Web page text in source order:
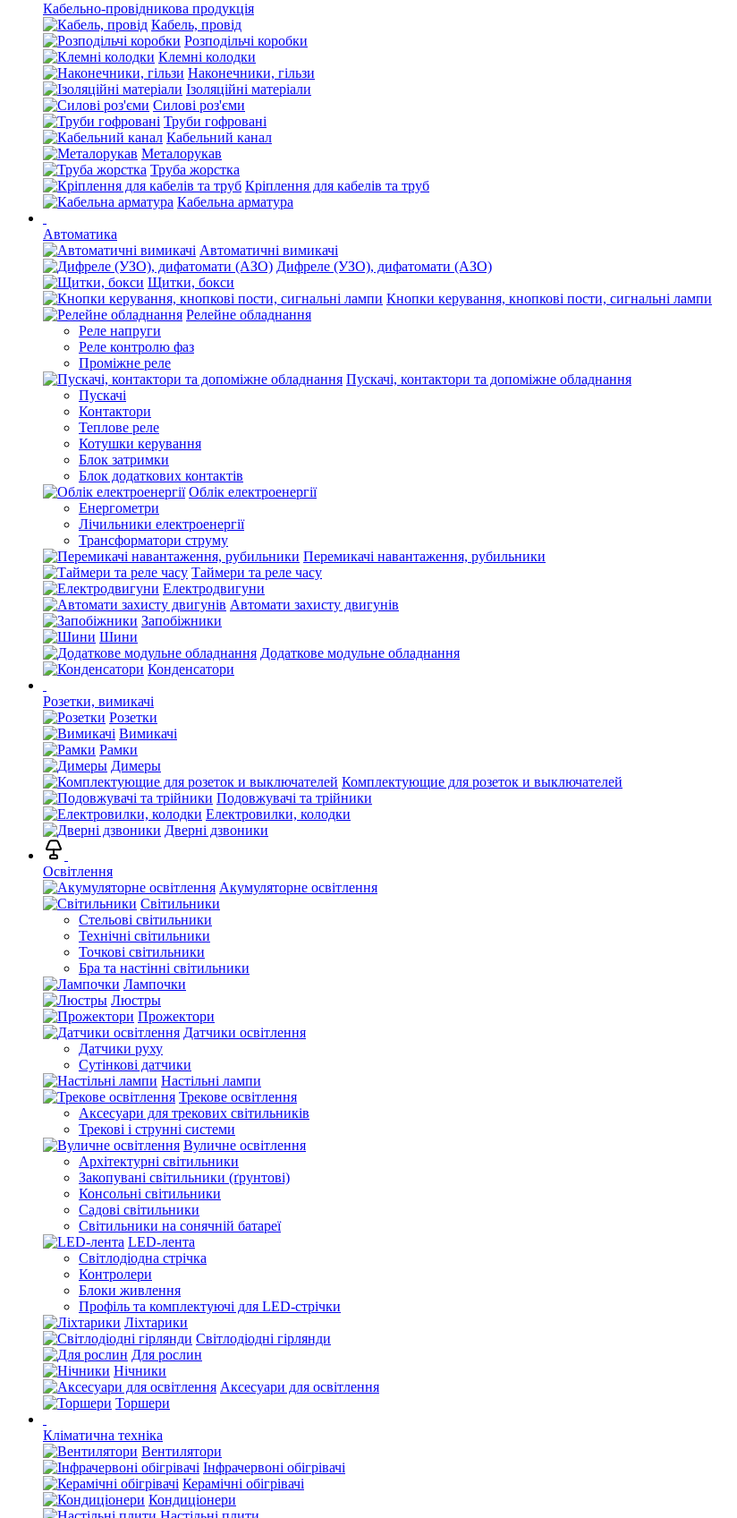
Кабельно-провідникова продукція
Кабель, провід
Розподільчі коробки
Клемні колодки
Наконечники, гільзи
Ізоляційні матеріали
Силові роз'єми
Труби гофровані
Кабельний канал
Металорукав
Труба жорстка
Кріплення для кабелів та труб
Кабельна арматура
Автоматика
Автоматичні вимикачі
Дифреле (УЗО), дифатомати (АЗО)
Щитки, бокси
Кнопки керування, кнопкові пости, сигнальні лампи
Релейне обладнання
Реле напруги
Реле контролю фаз
Проміжне реле
Пускачі, контактори та допоміжне обладнання
Пускачі
Контактори
Теплове реле
Котушки керування
Блок затримки
Блок додаткових контактів
Облік електроенергії
Енергометри
Лічильники електроенергії
Трансформатори струму
Перемикачі навантаження, рубильники
Таймери та реле часу
Електродвигуни
Автомати захисту двигунів
Запобіжники
Шини
Додаткове модульне обладнання
Конденсатори
Розетки, вимикачі
Розетки
Вимикачі
Рамки
Димеры
Комплектующие для розеток и выключателей
Подовжувачі та трійники
Електровилки, колодки
Дверні дзвоники
Освітлення
Акумуляторне освітлення
Світильники
Стельові світильники
Технічні світильники
Точкові світильники
Бра та настінні світильники
Лампочки
Люстры
Прожектори
Датчики освітлення
Датчики руху
Сутінкові датчики
Настільні лампи
Трекове освітлення
Аксесуари для трекових світильників
Трекові і струнні системи
Вуличне освітлення
Архітектурні світильники
Закопувані світильники (ґрунтові)
Консольні світильники
Садові світильники
Світильники на сонячній батареї
LED-лента
Світлодіодна стрічка
Контролери
Блоки живлення
Профіль та комплектуючі для LED-стрічки
Ліхтарики
Світлодіодні гірлянди
Для рослин
Нічники
Аксесуари для освітлення
Торшери
Кліматична техніка
Вентилятори
Інфрачервоні обігрівачі
Керамічні обігрівачі
Кондиціонери